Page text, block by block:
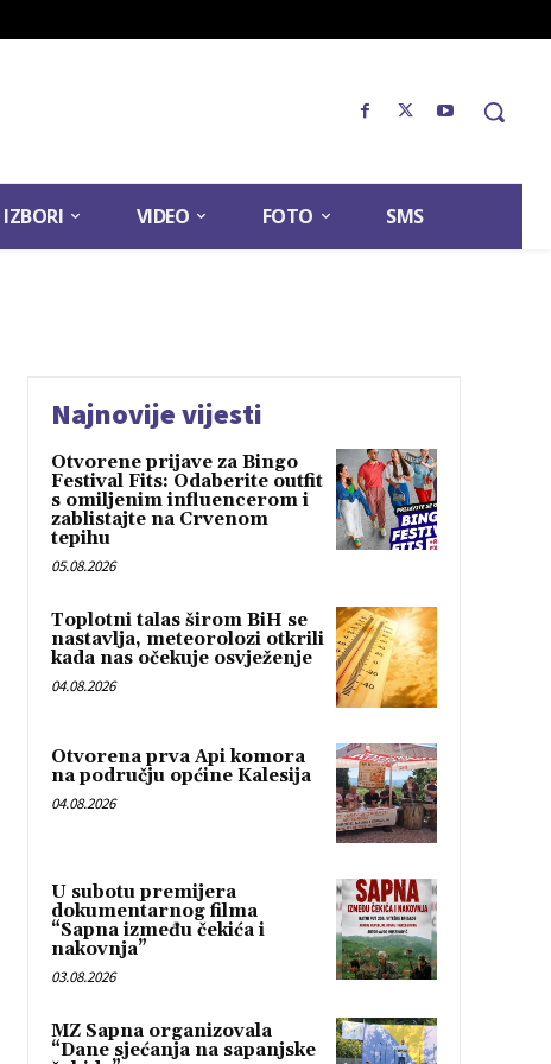
IZBORI VIDEO FOTO SMS
Najnovije vijesti
Otvorene prijave za Bingo
Festival Fits: Odaberite outfit
s omiljenim influencerom i
zablistajte na Crvenom
tepihu
05.08.2026
Toplotni talas širom BiH se
nastavlja, meteorolozi otkrili
kada nas očekuje osvježenje
04.08.2026
Otvorena prva Api komora
na području općine Kalesija
04.08.2026
U subotu premijera
dokumentarnog filma
“Sapna između čekića i
nakovnja”
03.08.2026
MZ Sapna organizovala
“Dane sjećanja na sapanjske